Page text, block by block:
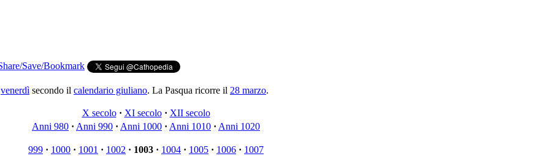
venerdì secondo il calendario giuliano. La Pasqua ricorre il 28 marzo.
X secolo· XI secolo· XII secolo
Anni 980 · Anni 990 · Anni 1000 · Anni 1010 · Anni 1020
999 · 1000 · 1001 · 1002 · 1003 · 1004 · 1005 · 1006 · 1007